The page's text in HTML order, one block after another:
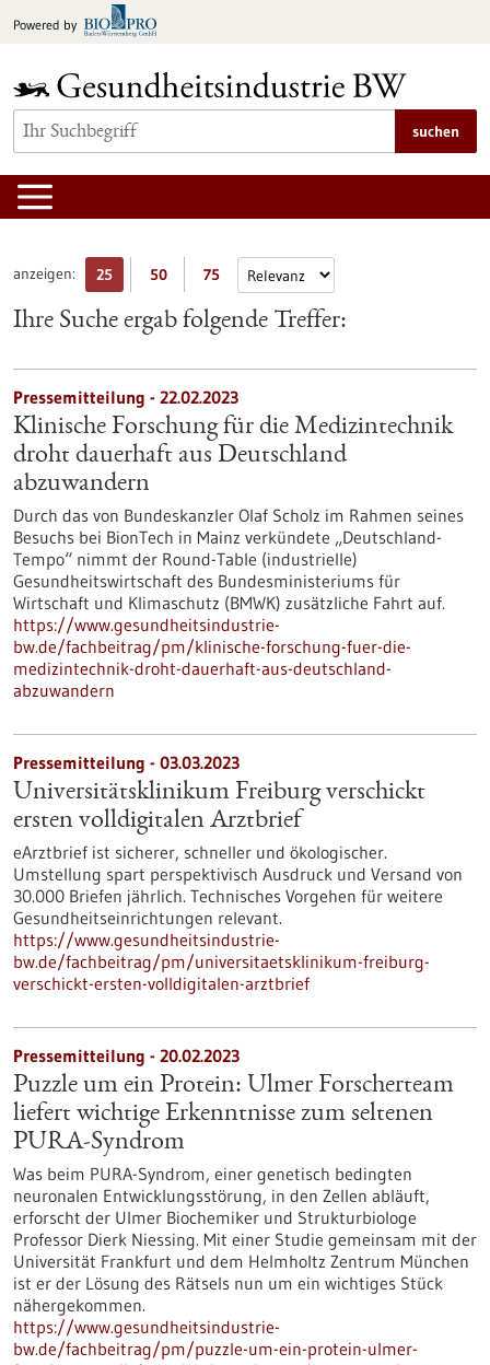
Inhalt
Powered by
suchen
anzeigen: 25 50 75
Ihre Suche ergab folgende Treffer:
Pressemitteilung - 22.02.2023
Klinische Forschung für die Medizintechnik
droht dauerhaft aus Deutschland
abzuwandern
Durch das von Bundeskanzler Olaf Scholz im Rahmen seines
Besuchs bei BionTech in Mainz verkündete „Deutschland-
Tempo“ nimmt der Round-Table (industrielle)
Gesundheitswirtschaft des Bundesministeriums für
Wirtschaft und Klimaschutz (BMWK) zusätzliche Fahrt auf.
https://www.gesundheitsindustrie-
bw.de/fachbeitrag/pm/klinische-forschung-fuer-die-
medizintechnik-droht-dauerhaft-aus-deutschland-
abzuwandern
Pressemitteilung - 03.03.2023
Universitätsklinikum Freiburg verschickt
ersten volldigitalen Arztbrief
eArztbrief ist sicherer, schneller und ökologischer.
Umstellung spart perspektivisch Ausdruck und Versand von
30.000 Briefen jährlich. Technisches Vorgehen für weitere
Gesundheitseinrichtungen relevant.
https://www.gesundheitsindustrie-
bw.de/fachbeitrag/pm/universitaetsklinikum-freiburg-
verschickt-ersten-volldigitalen-arztbrief
Pressemitteilung - 20.02.2023
Puzzle um ein Protein: Ulmer Forscherteam
liefert wichtige Erkenntnisse zum seltenen
PURA-Syndrom
Was beim PURA-Syndrom, einer genetisch bedingten
neuronalen Entwicklungsstörung, in den Zellen abläuft,
erforscht der Ulmer Biochemiker und Strukturbiologe
Professor Dierk Niessing. Mit einer Studie gemeinsam mit der
Universität Frankfurt und dem Helmholtz Zentrum München
ist er der Lösung des Rätsels nun um ein wichtiges Stück
nähergekommen.
https://www.gesundheitsindustrie-
bw.de/fachbeitrag/pm/puzzle-um-ein-protein-ulmer-